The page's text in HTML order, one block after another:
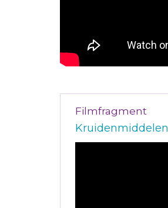
Filmfragment
Kruidenmiddelen